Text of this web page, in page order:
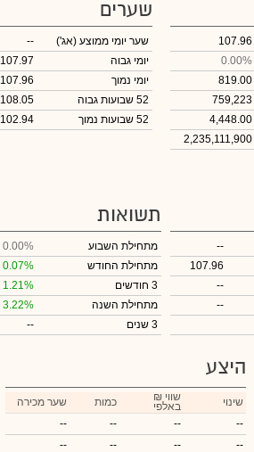
107.96
0.00%
819.00
759,223
4,448.00
2,235,111,900
שערים
שער יומי ממוצע (אג')
--
יומי גבוה
107.97
יומי נמוך
107.96
52 שבועות גבוה
108.05
52 שבועות נמוך
102.94
--
107.96
--
--
תשואות
מתחילת השבוע
0.00%
מתחילת החודש
0.07%
3 חודשים
1.21%
מתחילת השנה
3.22%
3 שנים
--
היצע
שינוי ₪ שווי
באלפי כמות
שער מכירה
--
--
--
--
--
--
--
--